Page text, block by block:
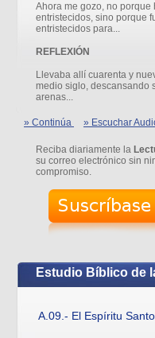
Ahora me gozo, no porque
entristecidos, sino porque
entristecidos para...
REFLEXIÓN
Llevaba allí cuarenta y
medio siglo, descansando
arenas...
» Continúa » Escuchar
Reciba diariamente la
su correo electrónico sin
compromiso.
Estudio Bíblico de
A.09.- El Espíritu Santo